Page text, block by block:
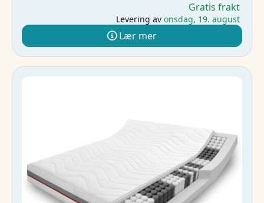
Gratis frakt
Levering av onsdag, 19. august
Lær mer